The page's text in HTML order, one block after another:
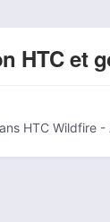
HTC et
HTC Wildfire -